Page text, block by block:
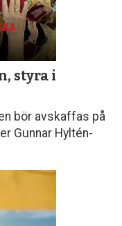
styra i
bör avskaffas på
Gunnar Hyltén-